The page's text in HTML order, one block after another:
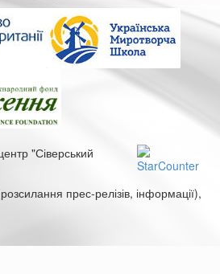
"Сіверський
прес-релізів, інформації),